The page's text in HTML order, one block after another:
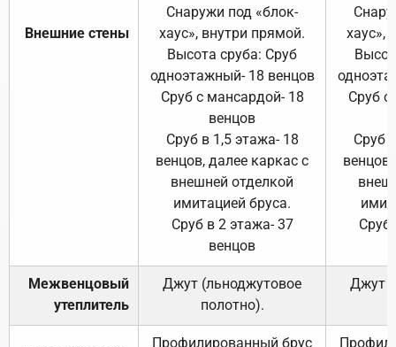
Внешние стены
Снаружи под «блок-
хаус», внутри прямой.
Высота сруба: Сруб
одноэтажный- 18 венцов
Сруб с мансардой- 18
венцов
Сруб в 1,5 этажа- 18
венцов, далее каркас с
внешней отделкой
имитацией бруса.
Сруб в 2 этажа- 37
венцов
хаус»,
Сруб с
Сруб
Сруб
Межвенцовый
утеплитель
Джут (льноджутовое
полотно).
Джут
Профилированный брус